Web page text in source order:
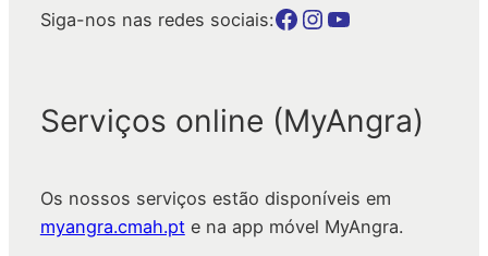
Siga-nos nas redes sociais:Botão para a página da autarquia no Facebook Botão para a página da autarquia no Instagram Botão para a página da autarquia no Youtube
Serviços online (MyAngra)
Os nossos serviços estão disponíveis em
myangra.cmah.pt e na app móvel MyAngra.